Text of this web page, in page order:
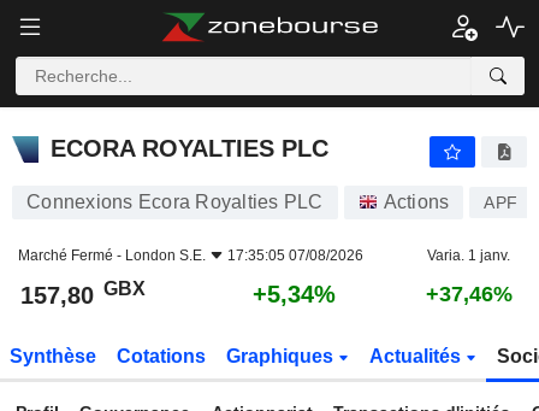
ECORA ROYALTIES PLC
ECORA ROYALTIES PLC
Connexions Ecora Royalties PLC Actions APF
Marché Fermé - London S.E. 17:35:05 07/08/2026 Varia. 1 janv.
157,80 GBX +5,34% +37,46%
Synthèse Cotations Graphiques Actualités